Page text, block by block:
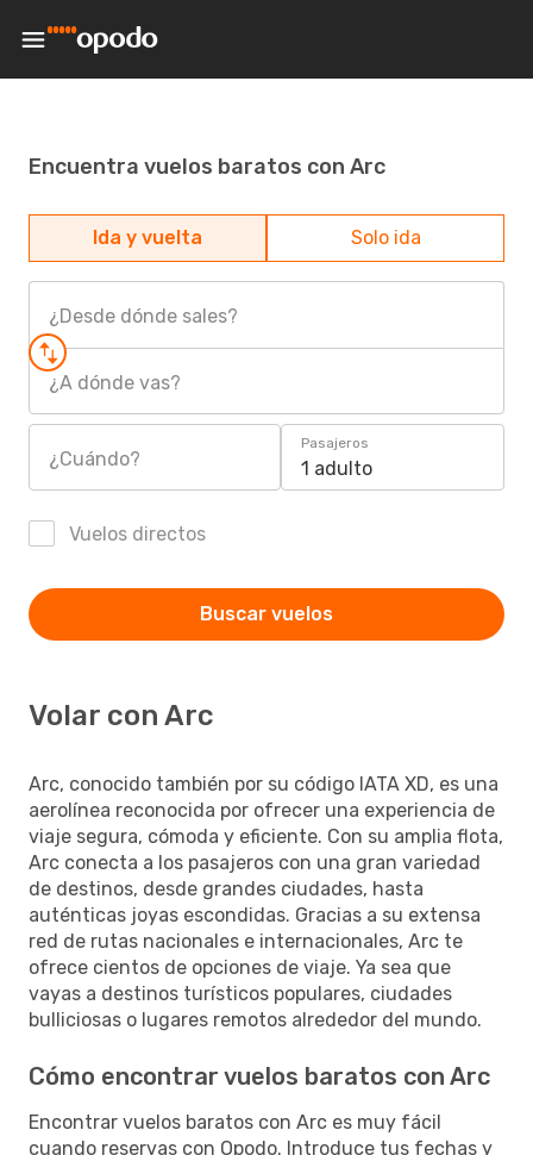
Encuentra vuelos baratos con Arc
Ida y vuelta Solo ida
¿Desde dónde sales?
¿A dónde vas?
¿Cuándo?
Pasajeros
1 adulto
Vuelos directos
Buscar vuelos
Volar con Arc
Arc, conocido también por su código IATA XD, es una
aerolínea reconocida por ofrecer una experiencia de
viaje segura, cómoda y eficiente. Con su amplia flota,
Arc conecta a los pasajeros con una gran variedad
de destinos, desde grandes ciudades, hasta
auténticas joyas escondidas. Gracias a su extensa
red de rutas nacionales e internacionales, Arc te
ofrece cientos de opciones de viaje. Ya sea que
vayas a destinos turísticos populares, ciudades
bulliciosas o lugares remotos alrededor del mundo.
Cómo encontrar vuelos baratos con Arc
Encontrar vuelos baratos con Arc es muy fácil
cuando reservas con Opodo. Introduce tus fechas y